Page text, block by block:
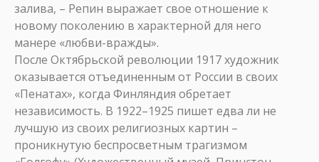
залива, – Репин выражает свое отношение к
новому поколению в характерной для него
манере «любви-вражды».
После Октябрьской революции 1917 художник
оказывается отъединенным от России в своих
«Пенатах», когда Финляндия обретает
независимость. В 1922–1925 пишет едва ли не
лучшую из своих религиозных картин –
проникнутую беспросветным трагизмом